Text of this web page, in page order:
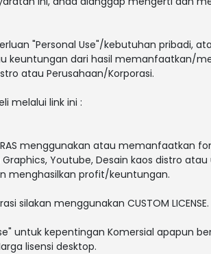
"Personal Use"/kebutuhan pribadi,
keuntungan dari hasil memanfaatkan/
atau Perusahaan/Korporasi.
melalui link ini :
menggunakan atau memanfaatkan
Youtube, Desain kaos distro
menghasilkan profit/keuntungan.
silakan menggunakan CUSTOM LICENSE.
untuk kepentingan Komersial apapun
lisensi desktop.